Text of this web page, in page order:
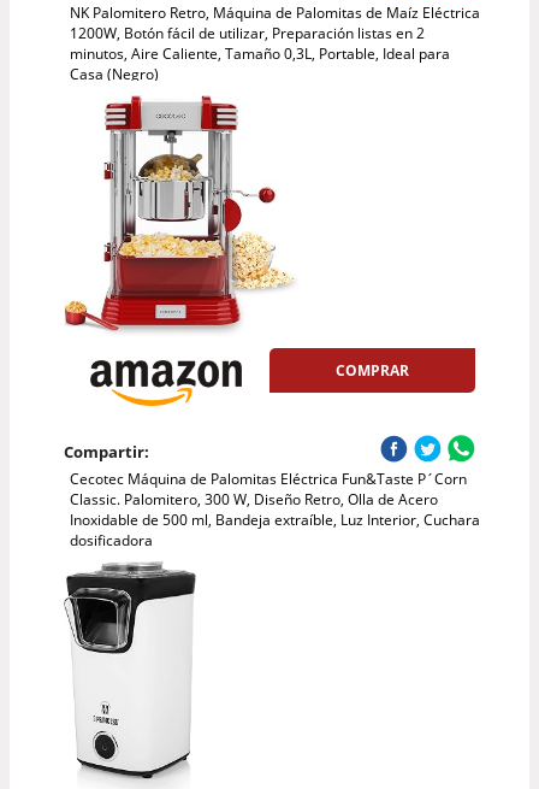
NK Palomitero Retro, Máquina de Palomitas de Maíz Eléctrica
1200W, Botón fácil de utilizar, Preparación listas en 2
minutos, Aire Caliente, Tamaño 0,3L, Portable, Ideal para
Casa (Negro)
COMPRAR
Compartir:
Cecotec Máquina de Palomitas Eléctrica Fun&Taste P´Corn
Classic. Palomitero, 300 W, Diseño Retro, Olla de Acero
Inoxidable de 500 ml, Bandeja extraíble, Luz Interior, Cuchara
dosificadora